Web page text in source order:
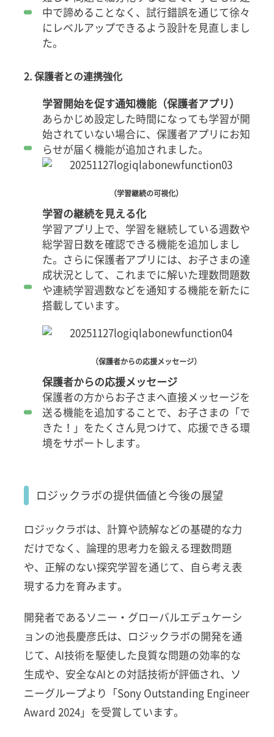
中で諦めることなく、試行錯誤を通じて徐々
にレベルアップできるよう設計を見直しまし
た。
2. 保護者との連携強化
学習開始を促す通知機能（保護者アプリ）
あらかじめ設定した時間になっても学習が開
始されていない場合に、保護者アプリにお知
らせが届く機能が追加されました。
（学習継続の可視化）
学習の継続を見える化
学習アプリ上で、学習を継続している週数や
総学習日数を確認できる機能を追加しまし
た。さらに保護者アプリには、お子さまの達
成状況として、これまでに解いた理数問題数
や連続学習週数などを通知する機能を新たに
搭載しています。
（保護者からの応援メッセージ）
保護者からの応援メッセージ
保護者の方からお子さまへ直接メッセージを
送る機能を追加することで、お子さまの「で
きた！」をたくさん見つけて、応援できる環
境をサポートします。
ロジックラボの提供価値と今後の展望
ロジックラボは、計算や読解などの基礎的な力
だけでなく、論理的思考力を鍛える理数問題
や、正解のない探究学習を通じて、自ら考え表
現する力を育みます。
開発者であるソニー・グローバルエデュケーシ
ョンの池長慶彦氏は、ロジックラボの開発を通
じて、AI技術を駆使した良質な問題の効率的な
生成や、安全なAIとの対話技術が評価され、ソ
ニーグループより「Sony Outstanding Engineer
Award 2024」を受賞しています。